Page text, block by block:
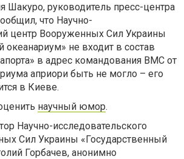
Шакуро, руководитель пресс-центра
что Научно-
центр Вооруженных Сил Украины
океанариум» не входит в состав
в адрес командования ВМС от
априори быть не могло – его
в Киеве.
научный юмор.
Научно-исследовательского
Сил Украины «Государственный
Горбачев, анонимно